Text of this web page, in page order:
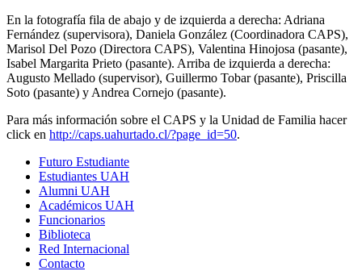
En la fotografía fila de abajo y de izquierda a derecha: Adriana
Fernández (supervisora), Daniela González (Coordinadora CAPS),
Marisol Del Pozo (Directora CAPS), Valentina Hinojosa (pasante),
Isabel Margarita Prieto (pasante). Arriba de izquierda a derecha:
Augusto Mellado (supervisor), Guillermo Tobar (pasante), Priscilla
Soto (pasante) y Andrea Cornejo (pasante).
Para más información sobre el CAPS y la Unidad de Familia hacer
click en http://caps.uahurtado.cl/?page_id=50.
Futuro Estudiante
Estudiantes UAH
Alumni UAH
Académicos UAH
Funcionarios
Biblioteca
Red Internacional
Contacto